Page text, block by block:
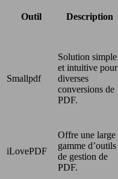
Outil Description
Smallpdf
Solution simple
et intuitive pour
diverses
conversions de
PDF.
iLovePDF
Offre une large
gamme d’outils
de gestion de
PDF.